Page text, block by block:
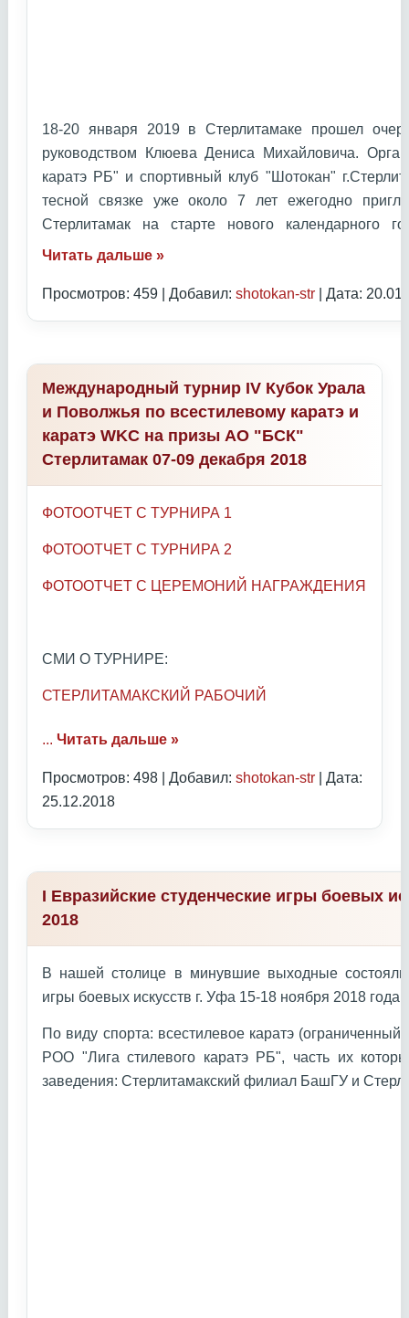
18-20 января 2019 в Стерлитамаке прошел
руководством Клюева Дениса Михайловича.
каратэ РБ" и спортивный клуб "Шотокан"
тесной связке уже около 7 лет ежегодно
Стерлитамак на старте нового
Читать дальше »
Просмотров: 459 | Добавил: shotokan-str | Дата:
Международный турнир IV Кубок Урала
и Поволжья по всестилевому каратэ и
каратэ WKC на призы АО "БСК"
Стерлитамак 07-09 декабря 2018
ФОТООТЧЕТ С ТУРНИРА 1
ФОТООТЧЕТ С ТУРНИРА 2
ФОТООТЧЕТ С ЦЕРЕМОНИЙ НАГРАЖДЕНИЯ
СМИ О ТУРНИРЕ:
СТЕРЛИТАМАКСКИЙ РАБОЧИЙ
... Читать дальше »
Просмотров: 498 | Добавил: shotokan-str | Дата:
25.12.2018
I Евразийские студенческие игры боевых
2018
В нашей столице в минувшие выходные
игры боевых искусств г. Уфа 15-18 ноября 2018 года
По виду спорта: всестилевое каратэ (ограниченный
РОО "Лига стилевого каратэ РБ", часть их
заведения: Стерлитамакский филиал БашГУ и